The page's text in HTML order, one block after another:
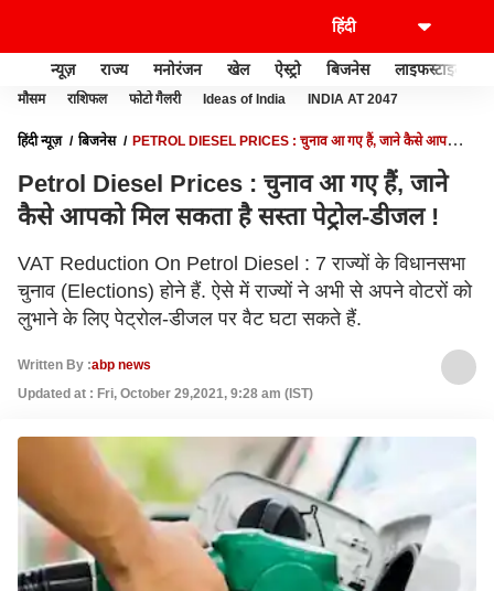
न्यूज़ राज्य मनोरंजन खेल ऐस्ट्रो बिजनेस लाइफस्टाइल
मौसम राशिफल फोटो गैलरी Ideas of India INDIA AT 2047
हिंदी न्यूज़ बिजनेस
PETROL DIESEL PRICES : चुनाव आ गए हैं, जाने कैसे आपको
Petrol Diesel Prices : चुनाव आ गए हैं, जाने
कैसे आपको मिल सकता है सस्ता पेट्रोल-डीजल !
VAT Reduction On Petrol Diesel : 7 राज्यों के विधानसभा
चुनाव (Elections) होने हैं. ऐसे में राज्यों ने अभी से अपने वोटरों को
लुभाने के लिए पेट्रोल-डीजल पर वैट घटा सकते हैं.
Written By :abp news
Updated at : Fri, October 29,2021, 9:28 am (IST)